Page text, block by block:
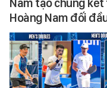
Hoàng Nam đối